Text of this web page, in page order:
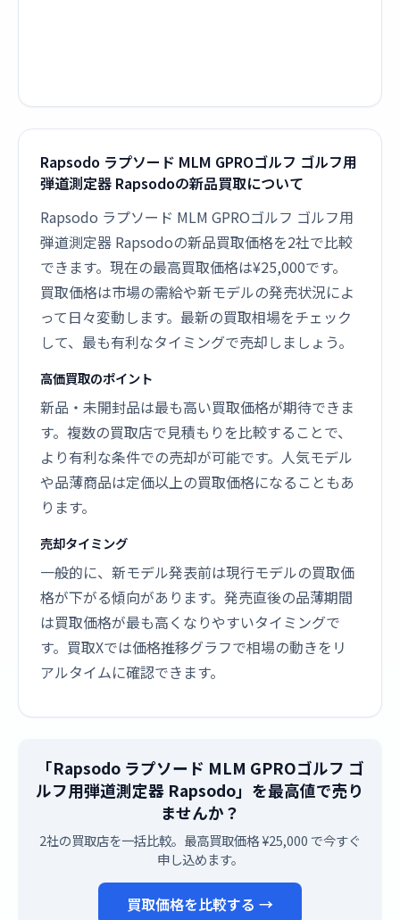
Rapsodo ラプソード MLM GPROゴルフ ゴルフ用
弾道測定器 Rapsodoの新品買取について
Rapsodo ラプソード MLM GPROゴルフ ゴルフ用
弾道測定器 Rapsodoの新品買取価格を2社で比較
できます。現在の最高買取価格は¥25,000です。
買取価格は市場の需給や新モデルの発売状況によ
って日々変動します。最新の買取相場をチェック
して、最も有利なタイミングで売却しましょう。
高価買取のポイント
新品・未開封品は最も高い買取価格が期待できま
す。複数の買取店で見積もりを比較することで、
より有利な条件での売却が可能です。人気モデル
や品薄商品は定価以上の買取価格になることもあ
ります。
売却タイミング
一般的に、新モデル発表前は現行モデルの買取価
格が下がる傾向があります。発売直後の品薄期間
は買取価格が最も高くなりやすいタイミングで
す。買取Xでは価格推移グラフで相場の動きをリ
アルタイムに確認できます。
「Rapsodo ラプソード MLM GPROゴルフ ゴ
ルフ用弾道測定器 Rapsodo」を最高値で売り
ませんか？
2社の買取店を一括比較。最高買取価格 ¥25,000 で今すぐ
申し込めます。
買取価格を比較する →